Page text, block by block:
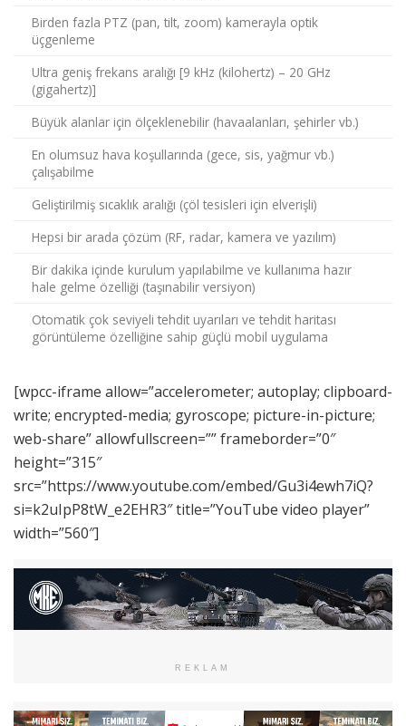
Birden fazla PTZ (pan, tilt, zoom) kamerayla optik
üçgenleme
Ultra geniş frekans aralığı [9 kHz (kilohertz) – 20 GHz
(gigahertz)]
Büyük alanlar için ölçeklenebilir (havaalanları, şehirler vb.)
En olumsuz hava koşullarında (gece, sis, yağmur vb.)
çalışabilme
Geliştirilmiş sıcaklık aralığı (çöl tesisleri için elverişli)
Hepsi bir arada çözüm (RF, radar, kamera ve yazılım)
Bir dakika içinde kurulum yapılabilme ve kullanıma hazır
hale gelme özelliği (taşınabilir versiyon)
Otomatik çok seviyeli tehdit uyarıları ve tehdit haritası
görüntüleme özelliğine sahip güçlü mobil uygulama
[wpcc-iframe allow=”accelerometer; autoplay; clipboard-
write; encrypted-media; gyroscope; picture-in-picture;
web-share” allowfullscreen=”” frameborder=”0″
height=”315″
src=”https://www.youtube.com/embed/Gu3i4ewh7iQ?
si=k2uIpP8tW_e2EHR3″ title=”YouTube video player”
width=”560″]
REKLAM